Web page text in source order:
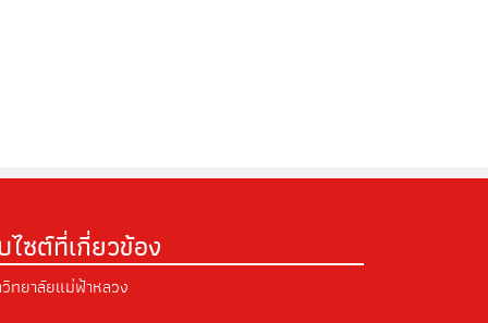
ไซต์ที่เกี่ยวข้อง
ทยาลัยแม่ฟ้าหลวง